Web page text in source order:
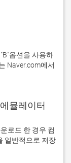
Naver.com에서
뮬레이터
로드 한 경우 컴
일반적으로 저장